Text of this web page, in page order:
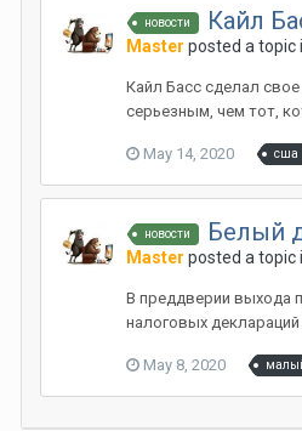
новости Кайл
Master posted a topic
Кайл Басс сделал
серьезным, чем тот,
May 14, 2020 сша
новости Белый
Master posted a topic
В преддверии выхода
налоговых
May 8, 2020